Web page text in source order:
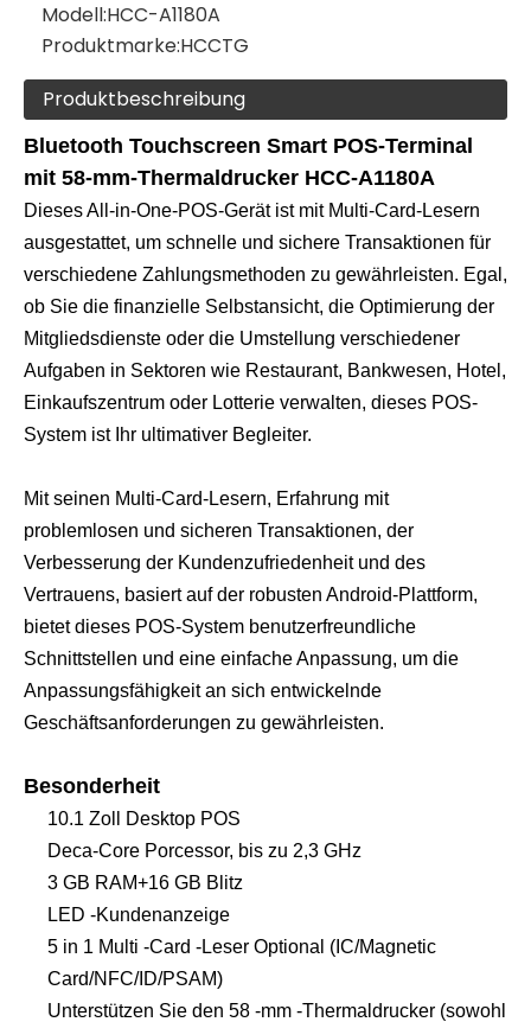
Modell:HCC-A1180A
Produktmarke:HCCTG
Produktbeschreibung
Bluetooth Touchscreen Smart POS-Terminal
mit 58-mm-Thermaldrucker HCC-A1180A
Dieses All-in-One-POS-Gerät ist mit Multi-Card-Lesern
ausgestattet, um schnelle und sichere Transaktionen für
verschiedene Zahlungsmethoden zu gewährleisten. Egal,
ob Sie die finanzielle Selbstansicht, die Optimierung der
Mitgliedsdienste oder die Umstellung verschiedener
Aufgaben in Sektoren wie Restaurant, Bankwesen, Hotel,
Einkaufszentrum oder Lotterie verwalten, dieses POS-
System ist Ihr ultimativer Begleiter.
Mit seinen Multi-Card-Lesern, Erfahrung mit
problemlosen und sicheren Transaktionen, der
Verbesserung der Kundenzufriedenheit und des
Vertrauens, basiert auf der robusten Android-Plattform,
bietet dieses POS-System benutzerfreundliche
Schnittstellen und eine einfache Anpassung, um die
Anpassungsfähigkeit an sich entwickelnde
Geschäftsanforderungen zu gewährleisten.
Besonderheit
10.1 Zoll Desktop POS
Deca-Core Porcessor, bis zu 2,3 ​​GHz
3 GB RAM+16 GB Blitz
LED -Kundenanzeige
5 in 1 Multi -Card -Leser Optional (IC/Magnetic
Card/NFC/ID/PSAM)
Unterstützen Sie den 58 -mm -Thermaldrucker (sowohl